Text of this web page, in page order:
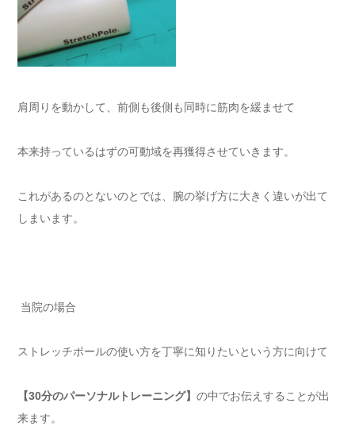
肩周りを動かして、前側も後側も同時に筋肉を緩ませて
本来持っているはずの可動域を再獲得させていきます。
これがあるのとないのとでは、腕の挙げ方に大きく違いが出て
しまいます。
当院の場合
ストレッチポールの使い方を丁寧に知りたいという方に向けて
【30分のパーソナルトレーニング】 の中でお伝えすることが出
来ます。